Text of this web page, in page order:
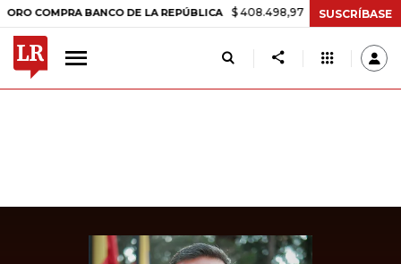
BANCO DE LA REPÚBLICA $ 408.498,97 +$ 8.753,81 +2,19%
SUSCRÍBASE